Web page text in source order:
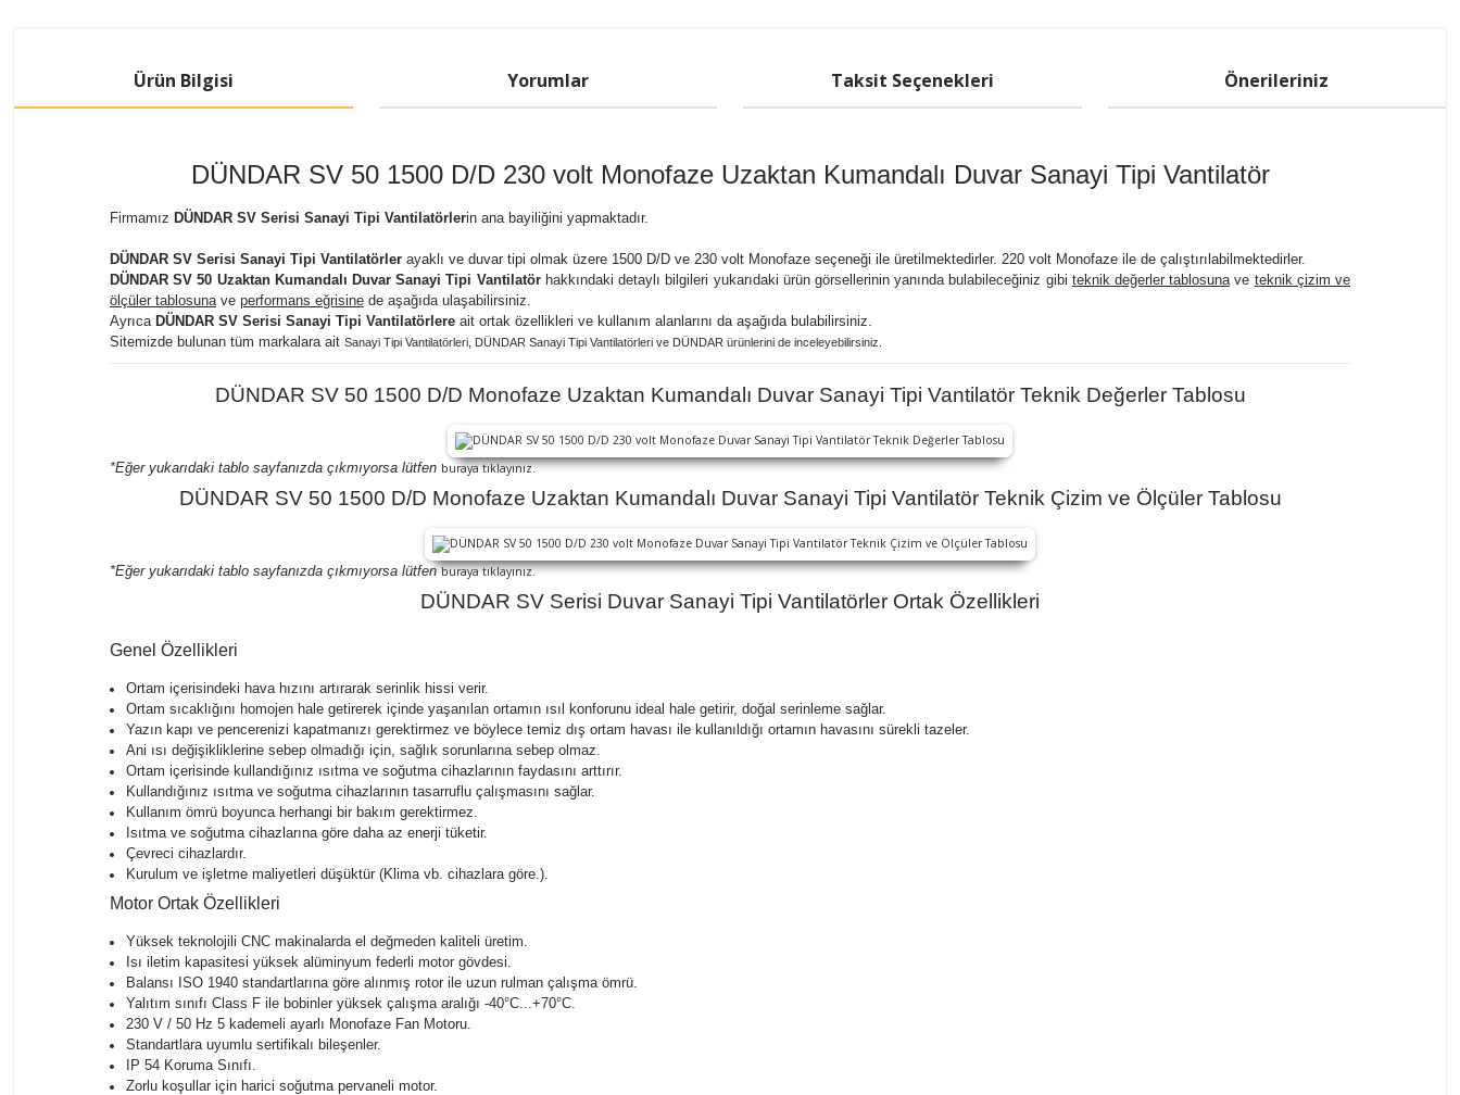
Ürün Bilgisi Yorumlar Taksit Seçenekleri Önerileriniz
DÜNDAR SV 50 1500 D/D 230 volt Monofaze Uzaktan Kumandalı Duvar Sanayi Tipi Vantilatör
Firmamız DÜNDAR SV Serisi Sanayi Tipi Vantilatörlerin ana bayiliğini yapmaktadır.
DÜNDAR SV Serisi Sanayi Tipi Vantilatörler ayaklı ve duvar tipi olmak üzere 1500 D/D ve 230 volt Monofaze seçeneği ile üretilmektedirler. 220 volt Monofaze ile de çalıştırılabilmektedirler.
DÜNDAR SV 50 Uzaktan Kumandalı Duvar Sanayi Tipi Vantilatörhakkındaki detaylı bilgileri yukarıdaki ürün görsellerinin yanında bulabileceğiniz gibi teknik değerler tablosunave teknik çizim ve
ölçüler tablosunave performans eğrisine de aşağıda ulaşabilirsiniz.
Ayrıca DÜNDAR SV Serisi Sanayi Tipi Vantilatörlere ait ortak özellikleri ve kullanım alanlarını da aşağıda bulabilirsiniz.
Sitemizde bulunan tüm markalara ait Sanayi Tipi Vantilatörleri, DÜNDAR Sanayi Tipi Vantilatörleri ve DÜNDAR ürünlerini de inceleyebilirsiniz.
DÜNDAR SV 50 1500 D/D Monofaze Uzaktan Kumandalı Duvar Sanayi Tipi Vantilatör Teknik Değerler Tablosu
*Eğer yukarıdaki tablo sayfanızda çıkmıyorsa lütfen buraya tıklayınız.
DÜNDAR SV 50 1500 D/D Monofaze Uzaktan Kumandalı Duvar Sanayi Tipi Vantilatör Teknik Çizim ve Ölçüler Tablosu
*Eğer yukarıdaki tablo sayfanızda çıkmıyorsa lütfenburaya tıklayınız.
DÜNDAR SV Serisi Duvar Sanayi Tipi Vantilatörler Ortak Özellikleri
Genel Özellikleri
Ortam içerisindeki hava hızını artırarak serinlik hissi verir.
Ortam sıcaklığını homojen hale getirerek içinde yaşanılan ortamın ısıl konforunu ideal hale getirir, doğal serinleme sağlar.
Yazın kapı ve pencerenizi kapatmanızı gerektirmez ve böylece temiz dış ortam havası ile kullanıldığı ortamın havasını sürekli tazeler.
Ani ısı değişikliklerine sebep olmadığı için, sağlık sorunlarına sebep olmaz.
Ortam içerisinde kullandığınız ısıtma ve soğutma cihazlarının faydasını arttırır.
Kullandığınız ısıtma ve soğutma cihazlarının tasarruflu çalışmasını sağlar.
Kullanım ömrü boyunca herhangi bir bakım gerektirmez.
Isıtma ve soğutma cihazlarına göre daha az enerji tüketir.
Çevreci cihazlardır.
Kurulum ve işletme maliyetleri düşüktür (Klima vb. cihazlara göre.).
Motor Ortak Özellikleri
Yüksek teknolojili CNC makinalarda el değmeden kaliteli üretim.
Isı iletim kapasitesi yüksek alüminyum federli motor gövdesi.
Balansı ISO 1940 standartlarına göre alınmış rotor ile uzun rulman çalışma ömrü.
Yalıtım sınıfı Class F ile bobinler yüksek çalışma aralığı -40°C...+70°C.
230 V / 50 Hz 5 kademeli ayarlı Monofaze Fan Motoru.
Standartlara uyumlu sertifikalı bileşenler.
IP 54 Koruma Sınıfı.
Zorlu koşullar için harici soğutma pervaneli motor.